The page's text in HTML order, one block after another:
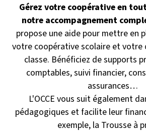
Gérez votre coopérative en
notre accompagnement
propose une aide pour mettre en
votre coopérative scolaire et votre
classe. Bénéficiez de supports
comptables, suivi financier,
assurances…
L'OCCE vous suit également
pédagogiques et facilite leur
exemple, la Trousse à